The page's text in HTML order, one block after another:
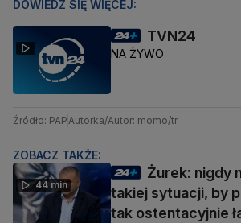
DOWIEDZ SIĘ WIĘCEJ:
TVN24
NA ŻYWO
Źródło: PAP Autorka/Autor: momo/tr
ZOBACZ TAKŻE:
44 min
Żurek: nigdy
takiej sytuacji, by
tak ostentacyjnie